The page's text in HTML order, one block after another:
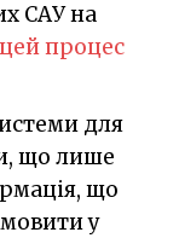
САУ на
процес
для
що лише
що
у